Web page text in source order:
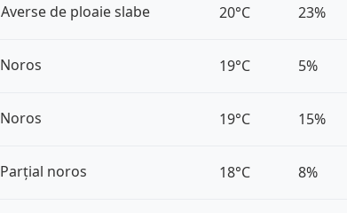
Averse de ploaie slabe 20°C 23%
Noros 19°C 5%
Noros 19°C 15%
Parțial noros 18°C 8%